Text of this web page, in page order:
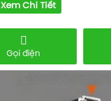
Xem Chi Tiết
Gọi điện